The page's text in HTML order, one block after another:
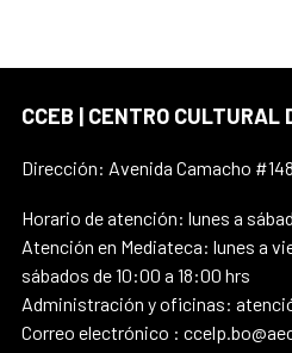
CCEB | CENTRO CULTURAL
Dirección: Avenida Camacho
Horario de atención: lunes a
Atención en Mediateca: lunes a
sábados de 10:00 a 18:00 hrs
Administración y oficinas:
Correo electrónico :